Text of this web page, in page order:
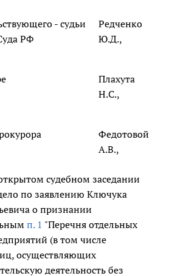
- судьи
РФ
Редченко
Ю.Д.,
Плахута
Н.С.,
Федотовой
А.В.,
судебном заседании
по заявлению Ключука
о признании
п. 1 "Перечня отдельных
(в том числе
осуществляющих
деятельность без